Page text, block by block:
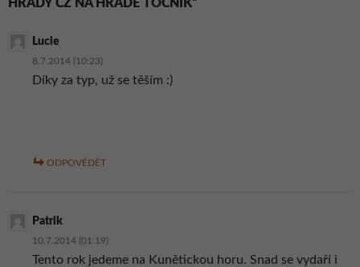
HRADY CZ NA HRADĚ TOČNÍK“
Lucie
8.7.2014 (10:23)
Díky za typ, už se těším :)
ODPOVĚDĚT
Patrik
10.7.2014 (01:19)
Tento rok jedeme na Kunětickou horu. Snad se vydaří i